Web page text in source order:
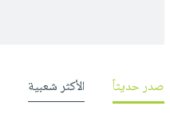
صدر حديثاً الأكثر شعبية